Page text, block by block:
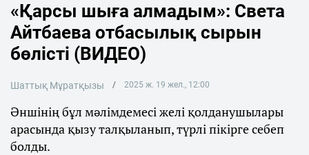
«Қарсы шыға алмадым»: Света
Айтбаева отбасылық сырын
бөлісті (ВИДЕО)
Шаттық Мұратқызы 2025 ж. 19 жел., 12:00
Әншінің бұл мәлімдемесі желі қолданушылары
арасында қызу талқыланып, түрлі пікірге себеп
болды.